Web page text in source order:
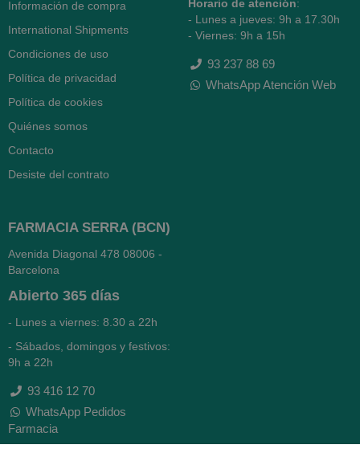
Información de compra
International Shipments
Condiciones de uso
Política de privacidad
Política de cookies
Quiénes somos
Contacto
Desiste del contrato
Horario de atención:
- Lunes a jueves: 9h a 17.30h
- Viernes: 9h a 15h
93 237 88 69
WhatsApp Atención Web
FARMACIA SERRA (BCN)
Avenida Diagonal 478 08006 -
Barcelona
Abierto 365 días
- Lunes a viernes: 8.30 a 22h
- Sábados, domingos y festivos:
9h a 22h
93 416 12 70
WhatsApp Pedidos
Farmacia